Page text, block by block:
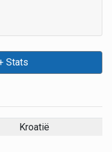
Stats
Kroatië